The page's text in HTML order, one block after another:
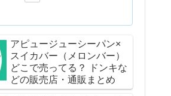
アピュージューシーパン×
スイカバー（メロンバー）
どこで売ってる？ ドンキな
どの販売店・通販まとめ